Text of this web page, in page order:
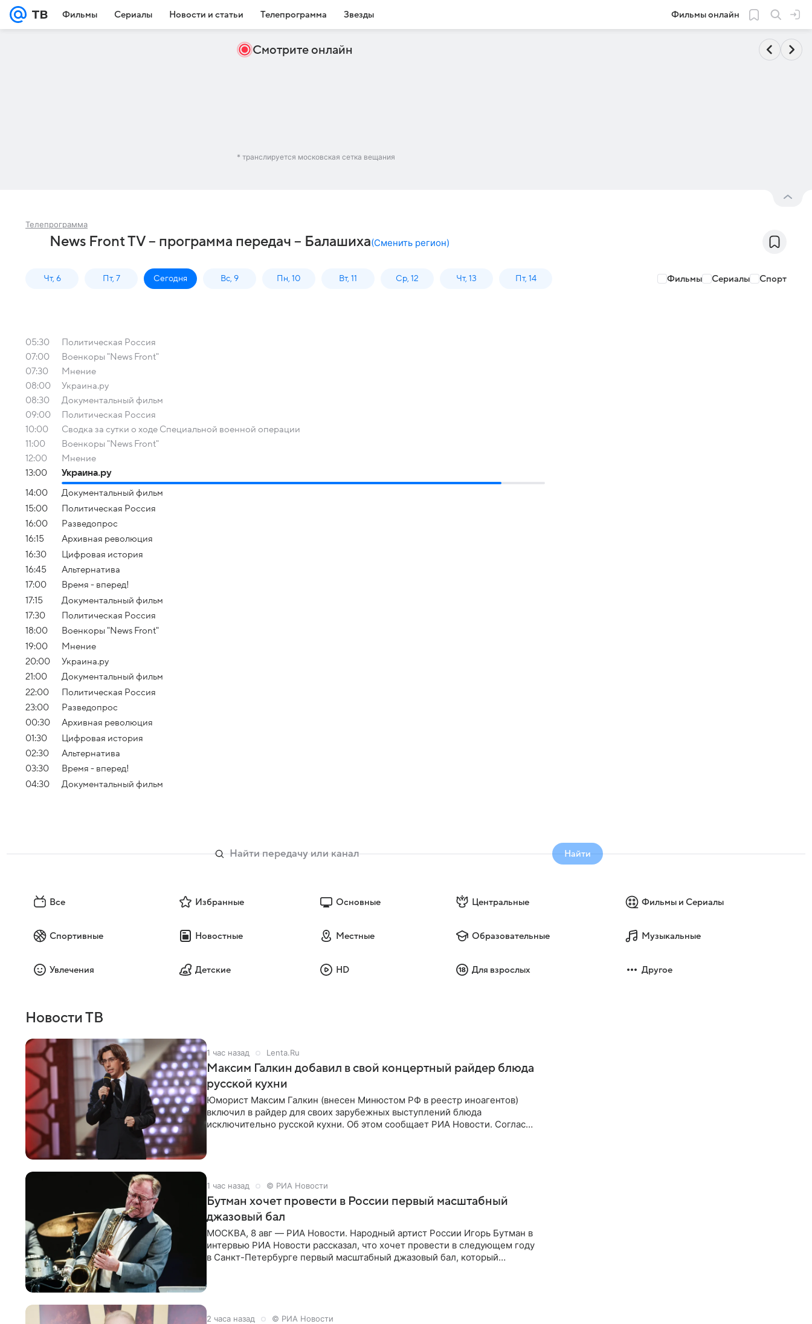
Фильмы Сериалы Новости и статьи Телепрограмма Звезды Фильмы онлайн
Смотрите онлайн
* транслируется московская сетка вещания
Телепрограмма
News Front TV – программа передач – Балашиха(Сменить регион)
Чт, 6 Пт, 7 Сегодня Вс, 9 Пн, 10 Вт, 11 Ср, 12 Чт, 13 Пт, 14 Фильмы Сериалы Спорт
05:30
Политическая Россия
07:00
Военкоры "News Front"
07:30
Мнение
08:00
Украина.ру
08:30
Документальный фильм
09:00
Политическая Россия
10:00
Сводка за сутки о ходе Специальной военной операции
11:00
Военкоры "News Front"
12:00
Мнение
13:00
Украина.ру
14:00
Документальный фильм
15:00
Политическая Россия
16:00
Разведопрос
16:15
Архивная революция
16:30
Цифровая история
16:45
Альтернатива
17:00
Время - вперед!
17:15
Документальный фильм
17:30
Политическая Россия
18:00
Военкоры "News Front"
19:00
Мнение
20:00
Украина.ру
21:00
Документальный фильм
22:00
Политическая Россия
23:00
Разведопрос
00:30
Архивная революция
01:30
Цифровая история
02:30
Альтернатива
03:30
Время - вперед!
04:30
Документальный фильм
Найти
Все Избранные Основные Центральные Фильмы и Сериалы
Спортивные Новостные Местные Образовательные Музыкальные
Увлечения Детские HD Для взрослых Другое
Новости ТВ
1 час назад Lenta.Ru
Максим Галкин добавил в свой концертный райдер блюда
русской кухни
Юморист Максим Галкин (внесен Минюстом РФ в реестр иноагентов)
включил в райдер для своих зарубежных выступлений блюда
исключительно русской кухни. Об этом сообщает РИА Новости. Согласно
1 час назад © РИА Новости
Бутман хочет провести в России первый масштабный
джазовый бал
МОСКВА, 8 авг — РИА Новости. Народный артист России Игорь Бутман в
интервью РИА Новости рассказал, что хочет провести в следующем году
в Санкт-Петербурге первый масштабный джазовый бал, который
2 часа назад © РИА Новости